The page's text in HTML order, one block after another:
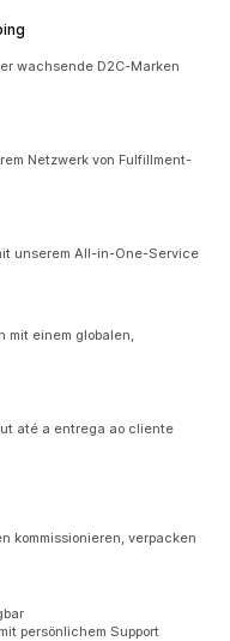
wachsende D2C-Marken
Netzwerk von Fulfillment-
unserem All-in-One-Service
mit einem globalen,
até a entrega ao cliente
kommissionieren, verpacken
persönlichem Support